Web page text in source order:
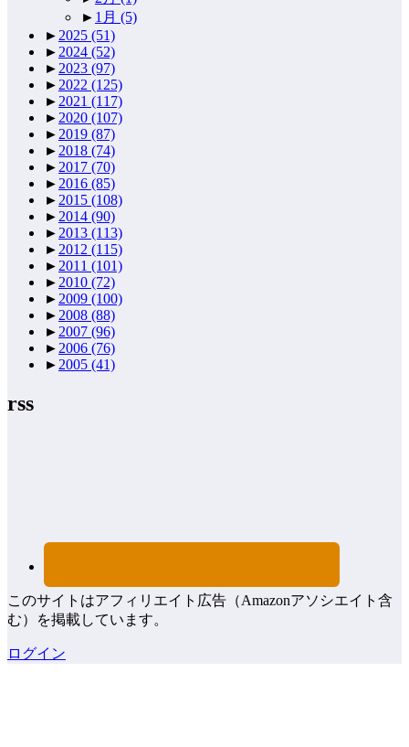
► 1月 (5)
► 2025 (51)
► 2024 (52)
► 2023 (97)
► 2022 (125)
► 2021 (117)
► 2020 (107)
► 2019 (87)
► 2018 (74)
► 2017 (70)
► 2016 (85)
► 2015 (108)
► 2014 (90)
► 2013 (113)
► 2012 (115)
► 2011 (101)
► 2010 (72)
► 2009 (100)
► 2008 (88)
► 2007 (96)
► 2006 (76)
► 2005 (41)
rss
このサイトはアフィリエイト広告（Amazonアソシエイト含
む）を掲載しています。
ログイン